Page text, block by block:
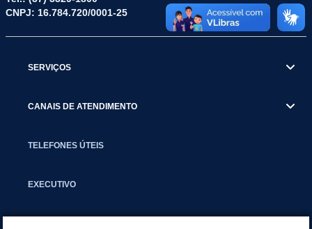
CNPJ: 16.784.720/0001-25
SERVIÇOS
CANAIS DE ATENDIMENTO
TELEFONES ÚTEIS
EXECUTIVO